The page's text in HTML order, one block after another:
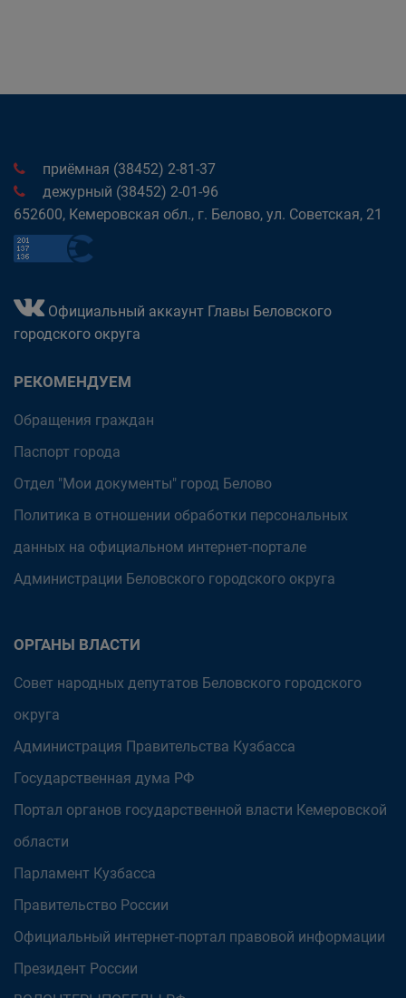
приёмная (38452) 2-81-37
дежурный (38452) 2-01-96
652600, Кемеровская обл., г. Белово, ул. Советская, 21
Официальный аккаунт Главы Беловского
городского округа
РЕКОМЕНДУЕМ
Обращения граждан
Паспорт города
Отдел "Мои документы" город Белово
Политика в отношении обработки персональных
данных на официальном интернет-портале
Администрации Беловского городского округа
ОРГАНЫ ВЛАСТИ
Совет народных депутатов Беловского городского
округа
Администрация Правительства Кузбасса
Государственная дума РФ
Портал органов государственной власти Кемеровской
области
Парламент Кузбасса
Правительство России
Официальный интернет-портал правовой информации
Президент России